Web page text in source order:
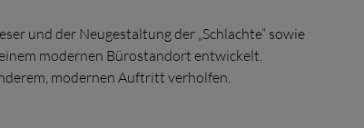
und der Neugestaltung der „Schlachte“ sowie
modernen Bürostandort entwickelt.
modernen Auftritt verholfen.